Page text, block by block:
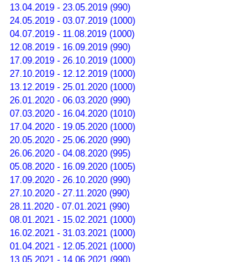
13.04.2019 - 23.05.2019 (990)
24.05.2019 - 03.07.2019 (1000)
04.07.2019 - 11.08.2019 (1000)
12.08.2019 - 16.09.2019 (990)
17.09.2019 - 26.10.2019 (1000)
27.10.2019 - 12.12.2019 (1000)
13.12.2019 - 25.01.2020 (1000)
26.01.2020 - 06.03.2020 (990)
07.03.2020 - 16.04.2020 (1010)
17.04.2020 - 19.05.2020 (1000)
20.05.2020 - 25.06.2020 (990)
26.06.2020 - 04.08.2020 (995)
05.08.2020 - 16.09.2020 (1005)
17.09.2020 - 26.10.2020 (990)
27.10.2020 - 27.11.2020 (990)
28.11.2020 - 07.01.2021 (990)
08.01.2021 - 15.02.2021 (1000)
16.02.2021 - 31.03.2021 (1000)
01.04.2021 - 12.05.2021 (1000)
13.05.2021 - 14.06.2021 (990)